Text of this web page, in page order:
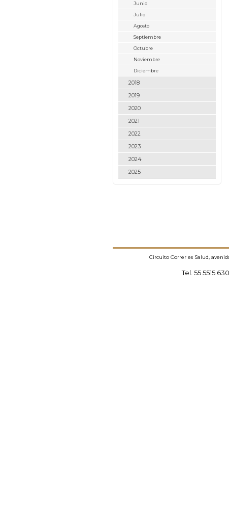
Junio
Julio
Agosto
Septiembre
Octubre
Noviembre
Diciembre
2018
2019
2020
2021
2022
2023
2024
2025
Circuito Correr es Salud,
Tel. 55 5515